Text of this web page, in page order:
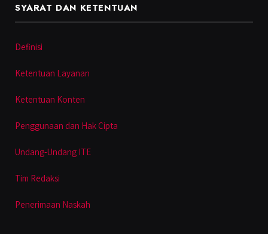
SYARAT DAN KETENTUAN
Definisi
Ketentuan Layanan
Ketentuan Konten
Penggunaan dan Hak Cipta
Undang-Undang ITE
Tim Redaksi
Penerimaan Naskah